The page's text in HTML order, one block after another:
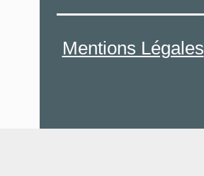
Mentions Légales